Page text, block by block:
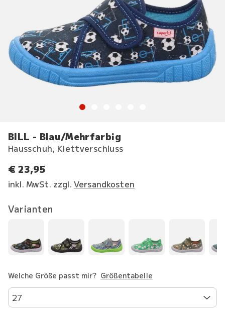
BILL - Blau/Mehrfarbig
Hausschuh, Klettverschluss
€ 23,95
inkl. MwSt. zzgl. Versandkosten
Varianten
Welche Größe passt mir? Größentabelle
27